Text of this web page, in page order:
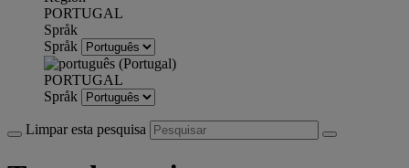
PORTUGAL
Språk
Språk
PORTUGAL
Språk
Limpar esta pesquisa